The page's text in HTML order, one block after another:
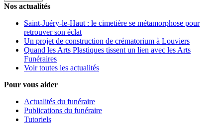
Nos actualités
Saint-Juéry-le-Haut : le cimetière se métamorphose pour
retrouver son éclat
Un projet de construction de crématorium à Louviers
Quand les Arts Plastiques tissent un lien avec les Arts
Funéraires
Voir toutes les actualités
Pour vous aider
Actualités du funéraire
Publications du funéraire
Tutoriels